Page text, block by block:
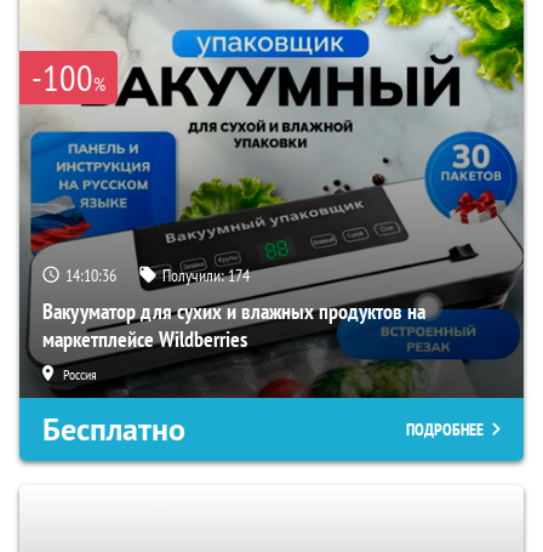
-100%
14:10:35 Получили:174
Вакууматор для сухих и влажных продуктов на
маркетплейсе Wildberries
Россия
Бесплатно ПОДРОБНЕЕ